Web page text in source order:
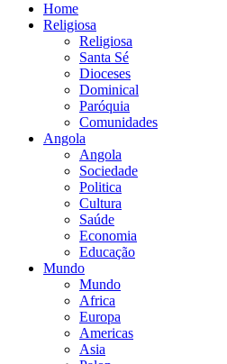
Home
Religiosa
Religiosa
Santa Sé
Dioceses
Dominical
Paróquia
Comunidades
Angola
Angola
Sociedade
Politica
Cultura
Saúde
Economia
Educação
Mundo
Mundo
Africa
Europa
Americas
Asia